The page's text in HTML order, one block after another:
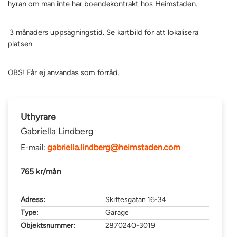
hyran om man inte har boendekontrakt hos Heimstaden.
3 månaders uppsägningstid. Se kartbild för att lokalisera
platsen.
OBS! Får ej användas som förråd.
Uthyrare
Gabriella Lindberg
E-mail:gabriella.lindberg@heimstaden.com
765 kr/mån
Adress:
Skiftesgatan 16-34
Type:
Garage
Objektsnummer:
2870240-3019